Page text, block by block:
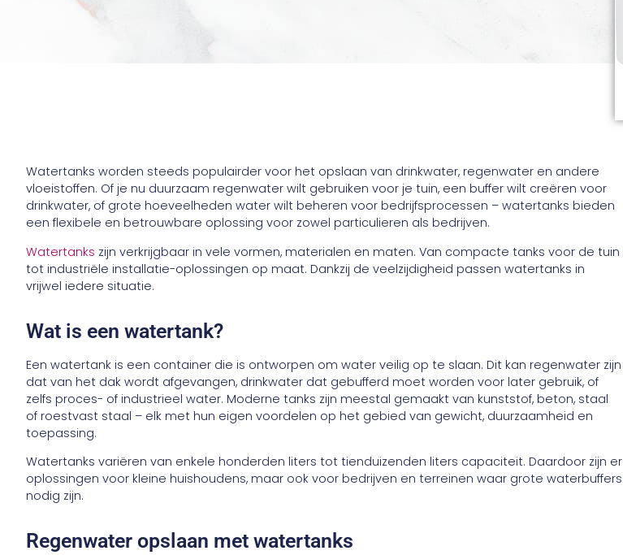
Watertanks worden steeds populairder voor het opslaan van drinkwater, regenwater en andere
vloeistoffen. Of je nu duurzaam regenwater wilt gebruiken voor je tuin, een buffer wilt creëren voor
drinkwater, of grote hoeveelheden water wilt beheren voor bedrijfsprocessen – watertanks bieden
een flexibele en betrouwbare oplossing voor zowel particulieren als bedrijven.
Watertanks zijn verkrijgbaar in vele vormen, materialen en maten. Van compacte tanks voor de tuin
tot industriële installatie-oplossingen op maat. Dankzij de veelzijdigheid passen watertanks in
vrijwel iedere situatie.
Wat is een watertank?
Een watertank is een container die is ontworpen om water veilig op te slaan. Dit kan regenwater zijn
dat van het dak wordt afgevangen, drinkwater dat gebufferd moet worden voor later gebruik, of
zelfs proces- of industrieel water. Moderne tanks zijn meestal gemaakt van kunststof, beton, staal
of roestvast staal – elk met hun eigen voordelen op het gebied van gewicht, duurzaamheid en
toepassing.
Watertanks variëren van enkele honderden liters tot tienduizenden liters capaciteit. Daardoor zijn er
oplossingen voor kleine huishoudens, maar ook voor bedrijven en terreinen waar grote waterbuffers
nodig zijn.
Regenwater opslaan met watertanks